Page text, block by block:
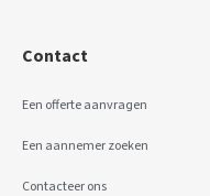
Contact
Een offerte aanvragen
Een aannemer zoeken
Contacteer ons